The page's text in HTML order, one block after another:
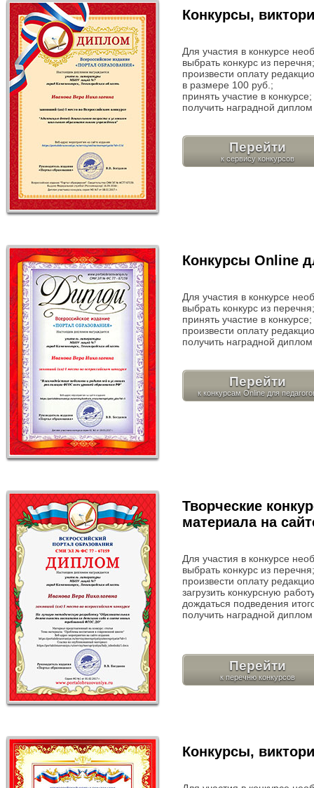
Конкурсы,
Для участия в конкурсе
выбрать конкурс из перечня;
произвести оплату
в размере 100 руб.;
принять участие в конкурсе;
получить наградной
Перейти
к сервису конкурсов
Конкурсы Online
Для участия в конкурсе
выбрать конкурс из перечня;
принять участие в конкурсе;
произвести оплату
получить наградной диплом
Перейти
Творческие
материала на
Для участия в конкурсе
выбрать конкурс из перечня;
произвести оплату
загрузить конкурсную
дождаться подведения
получить наградной
Перейти
к перечню конкурсов
Конкурсы,